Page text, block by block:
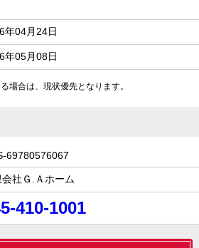
年04月24日
年05月08日
場合は、現状優先となります。
69780576067
社Ｇ.Ａホーム
410-1001